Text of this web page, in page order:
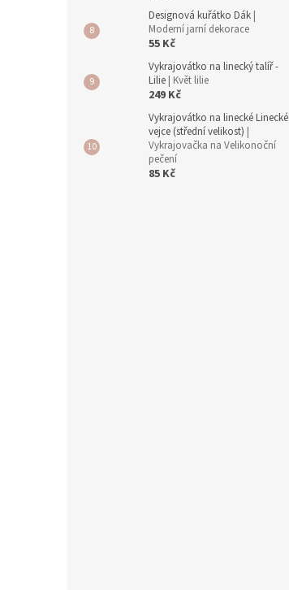
Designová kuřátko Dák |
Moderní jarní dekorace
55 Kč
Vykrajovátko na linecký talíř -
Lilie | Květ lilie
249 Kč
Vykrajovátko na linecké Linecké
vejce (střední velikost) |
Vykrajovačka na Velikonoční
pečení
85 Kč